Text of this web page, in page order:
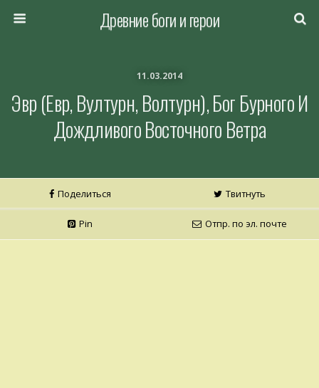
Древние боги и герои
11.03.2014
Эвр (Евр, Вултурн, Волтурн), Бог Бурного И
Дождливого Восточного Ветра
Поделиться Твитнуть
Pin Отпр. по эл. почте